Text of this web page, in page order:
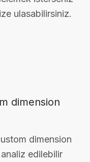
ulasabilirsiniz.
dimension
dimension
edilebilir